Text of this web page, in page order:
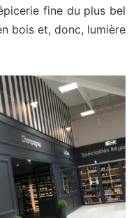
fine du plus bel
bois et, donc, lumière